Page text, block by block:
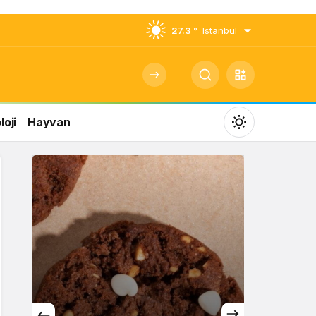
27.3 ° Istanbul
Hayvan
Mod
değiştir
Gündüz Modu
Gündüz modunu seçin.
Gece Modu
Gece modunu seçin.